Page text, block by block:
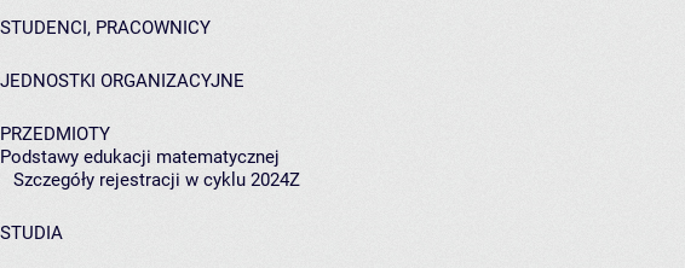
STUDENCI, PRACOWNICY
JEDNOSTKI ORGANIZACYJNE
PRZEDMIOTY
Podstawy edukacji matematycznej
Szczegóły rejestracji w cyklu 2024Z
STUDIA